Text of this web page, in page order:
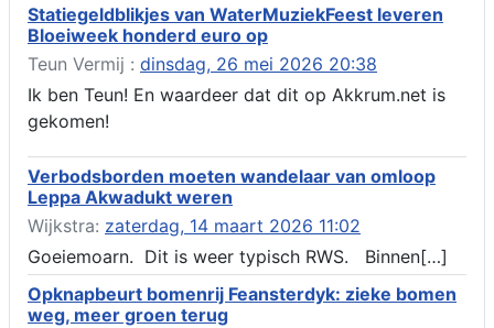
heechein 28, 8491 em Akkrum
Aanvraag omgevingsvergunning, veranderen van een woning
(voordeur en dakkapel), boarnsterdyk 75 Akkrum
Aanvraag omgevingsvergunning wateractiviteit wf-1012586
aanbrengen van asfalt t.b.v. onderhoud fietspad t.h.v
boarnsterdyk, Akkrum
Locatiestudie Akkrum
Verlening ontheffing geluid, boarnsw?l Akkrum
Kennisgeving vergunningaanvraag voor het -bouwwerken,
werken en objecten in of bij een oppervlaktewaterlichaam, niet
zijnde de noordzee, of waterkering in beheer bij het rijk te
Akkrum
Verlening omgevingsvergunning, veranderen van twee
bruggen (renovatie), ljouwerterdyk nabij nummer 6 Akkrum
Statiegeldblikjes van WaterMuziekFeest leveren
Bloeiweek honderd euro op
Teun Vermij : dinsdag, 26 mei 2026 20:38
Ik ben Teun! En waardeer dat dit op Akkrum.net is
gekomen!
Verbodsborden moeten wandelaar van omloop
Leppa Akwadukt weren
Wijkstra: zaterdag, 14 maart 2026 11:02
Goeiemoarn. Dit is weer typisch RWS. Binnen[…]
Opknapbeurt bomenrij Feansterdyk: zieke bomen
weg, meer groen terug